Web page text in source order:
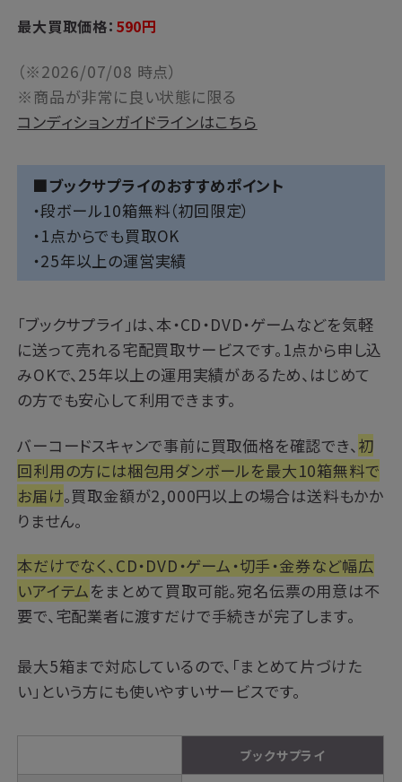
最大買取価格： 590円
（※2026/07/08 時点）
※商品が非常に良い状態に限る
コンディションガイドラインはこちら
■ブックサプライのおすすめポイント
・段ボール10箱無料（初回限定）
・1点からでも買取OK
・25年以上の運営実績
「ブックサプライ 」は、本・CD・DVD・ゲームなどを気軽
に送って売れる宅配買取サービスです。1点から申し込
みOKで、25年以上の運用実績があるため、はじめて
の方でも安心して利用できます。
バーコードスキャンで事前に買取価格を確認でき、 初
回利用の方には梱包用ダンボールを最大10箱無料で
お届け。買取金額が2,000円以上の場合は送料もかか
りません。
本だけでなく、CD・DVD・ゲーム・切手・金券など幅広
いアイテムをまとめて買取可能。宛名伝票の用意は不
要で、宅配業者に渡すだけで手続きが完了します。
最大5箱まで対応しているので、「まとめて片づけた
い」という方にも使いやすいサービスです。
ブックサプライ